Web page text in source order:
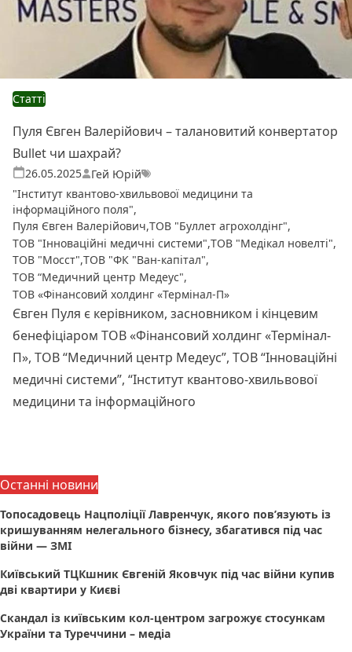
Статті
Пуля Євген Валерійович – талановитий конвертатор
Bullet чи шахрай?
26.05.2025Опубліковано
Гей Юрій
Теги:
"Інститут квантово-хвильвової медицини та
інформаційного поля",
Пуля Євген Валерійович,ТОВ "Буллет агрохолдінг",
ТОВ "Інноваційні медичні системи",ТОВ "Медікал новелті",
ТОВ "Мосст",ТОВ "ФК "Ван-капітал",
ТОВ “Медичний центр Медеус",
ТОВ «Фінансовий холдинг «Термінал-П»
Євген Пуля є керівником, засновником і кінцевим
бенефіціаром ТОВ «Фінансовий холдинг «Термінал-
П», ТОВ “Медичний центр Медеус”, ТОВ “Інноваційні
медичні системи”, “Інститут квантово-хвильвової
медицини та інформаційного
Останні новини
Топосадовець Нацполіції Лавренчук, якого пов’язують із
кришуванням нелегального бізнесу, збагатився під час
війни — ЗМІ
Київський ТЦКшник Євгеній Яковчук під час війни купив
дві квартири у Києві
Скандал із київським кол-центром загрожує стосункам
України та Туреччини – медіа